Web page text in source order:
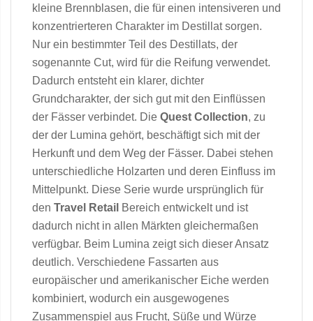
kleine Brennblasen, die für einen intensiveren und
konzentrierteren Charakter im Destillat sorgen.
Nur ein bestimmter Teil des Destillats, der
sogenannte Cut, wird für die Reifung verwendet.
Dadurch entsteht ein klarer, dichter
Grundcharakter, der sich gut mit den Einflüssen
der Fässer verbindet. Die Quest Collection, zu
der der Lumina gehört, beschäftigt sich mit der
Herkunft und dem Weg der Fässer. Dabei stehen
unterschiedliche Holzarten und deren Einfluss im
Mittelpunkt. Diese Serie wurde ursprünglich für
den Travel Retail Bereich entwickelt und ist
dadurch nicht in allen Märkten gleichermaßen
verfügbar. Beim Lumina zeigt sich dieser Ansatz
deutlich. Verschiedene Fassarten aus
europäischer und amerikanischer Eiche werden
kombiniert, wodurch ein ausgewogenes
Zusammenspiel aus Frucht, Süße und Würze